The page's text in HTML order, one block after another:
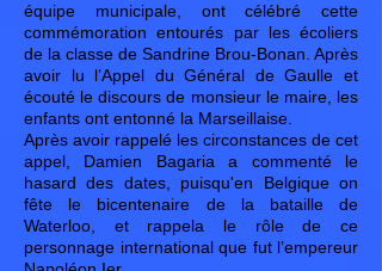
équipe municipale, ont célébré cette
commémoration entourés par les écoliers
de la classe de Sandrine Brou-Bonan. Après
avoir lu l’Appel du Général de Gaulle et
écouté le discours de monsieur le maire, les
enfants ont entonné la Marseillaise.
Après avoir rappelé les circonstances de cet
appel, Damien Bagaria a commenté le
hasard des dates, puisqu'en Belgique on
fête le bicentenaire de la bataille de
Waterloo, et rappela le rôle de ce
personnage international que fut l’empereur